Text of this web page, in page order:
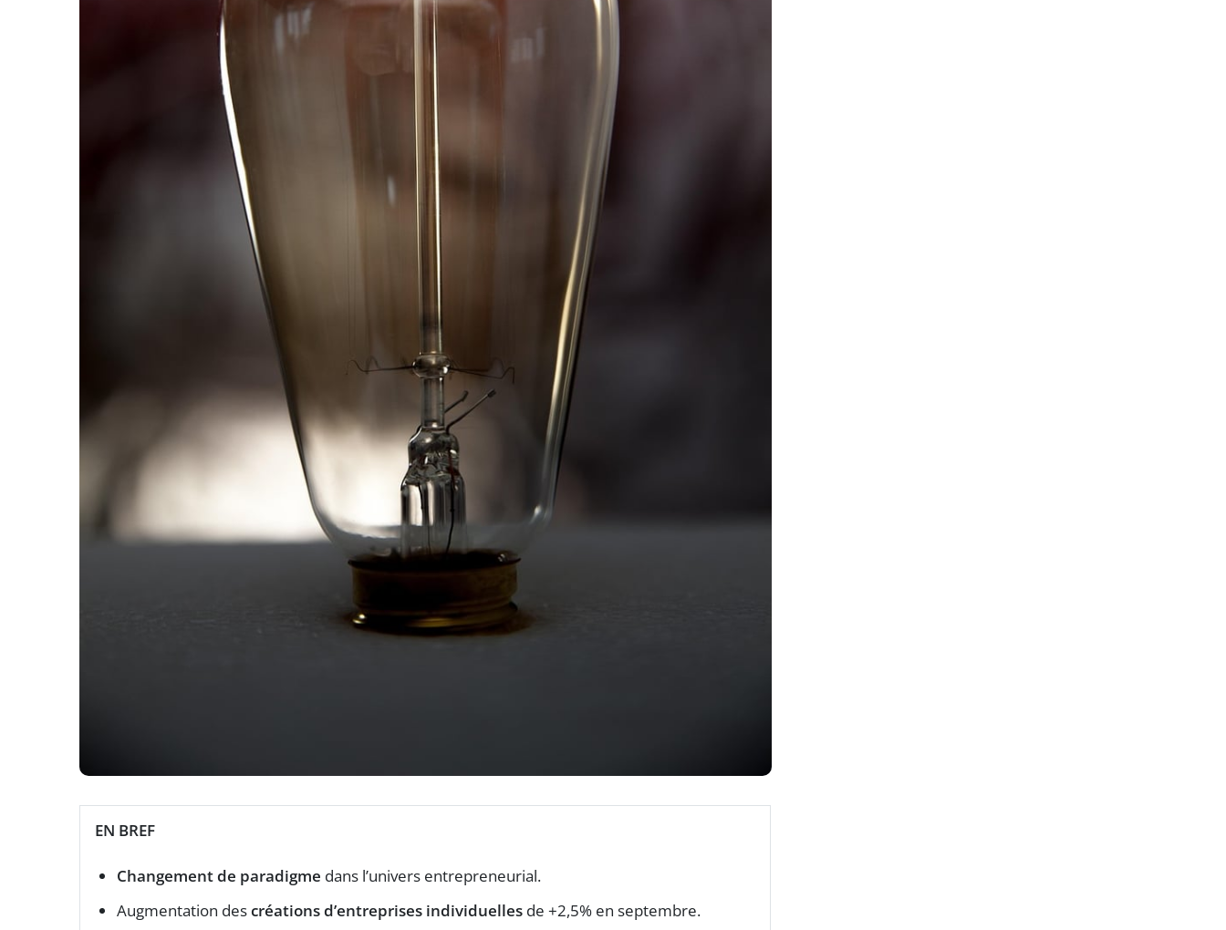
EN BREF
Changement de paradigme dans l’univers entrepreneurial.
Augmentation descréations d’entreprises individuelles de +2,5% en septembre.